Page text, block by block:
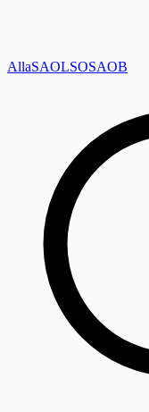
AllaSAOLSOSAOB